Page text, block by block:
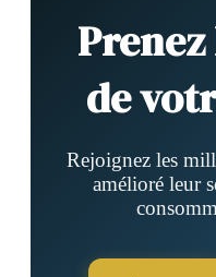
de
Rejoignez les
amélioré leur